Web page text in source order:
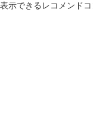
表示できるレコメンド